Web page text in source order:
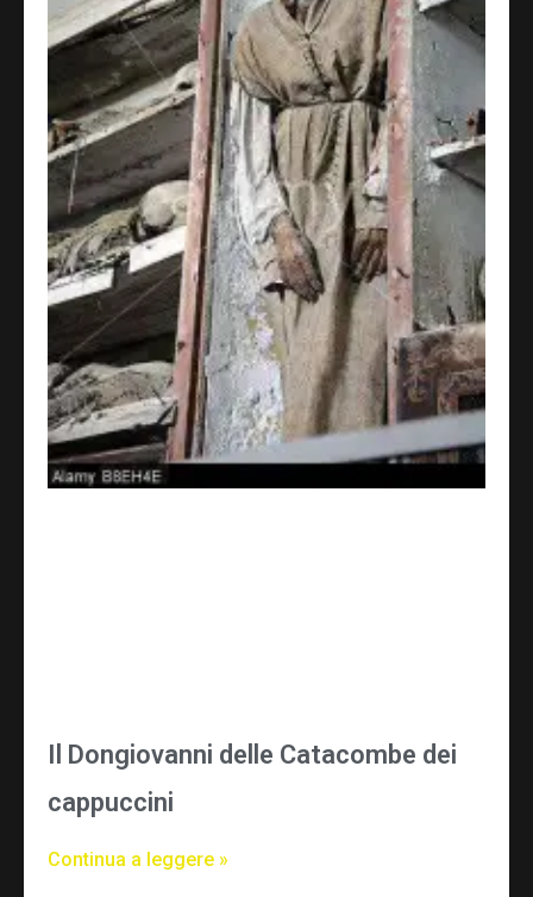
Il Dongiovanni delle Catacombe dei
cappuccini
Continua a leggere »